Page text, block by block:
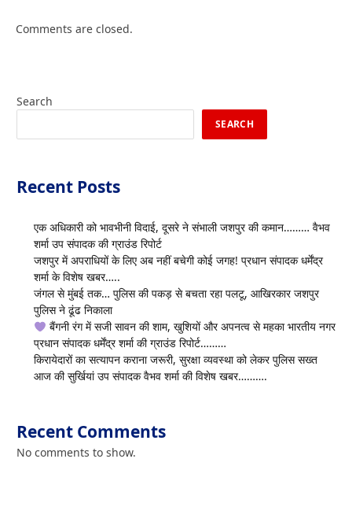
Comments are closed.
Search
SEARCH
Recent Posts
एक अधिकारी को भावभीनी विदाई, दूसरे ने संभाली जशपुर की कमान……… वैभव
शर्मा उप संपादक की ग्राउंड रिपोर्ट
जशपुर में अपराधियों के लिए अब नहीं बचेगी कोई जगह! प्रधान संपादक धर्मेंद्र
शर्मा के विशेष खबर…..
जंगल से मुंबई तक… पुलिस की पकड़ से बचता रहा पलटू, आखिरकार जशपुर
पुलिस ने ढूंढ निकाला
बैंगनी रंग में सजी सावन की शाम, खुशियों और अपनत्व से महका भारतीय नगर
प्रधान संपादक धर्मेंद्र शर्मा की ग्राउंड रिपोर्ट………
किरायेदारों का सत्यापन कराना जरूरी, सुरक्षा व्यवस्था को लेकर पुलिस सख्त
आज की सुर्खियां उप संपादक वैभव शर्मा की विशेष खबर……….
Recent Comments
No comments to show.